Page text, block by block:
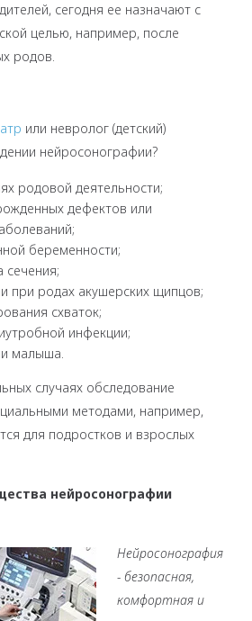
сегодня ее назначают с
целью, например, после
родов.
или невролог (детский)
нейросонографии?
родовой деятельности;
дефектов или
беременности;
сечения;
при родах акушерских щипцов;
схваток;
инфекции;
малыша.
случаях обследование
методами, например,
для подростков и взрослых
нейросонографии
Нейросонография
- безопасная,
комфортная и